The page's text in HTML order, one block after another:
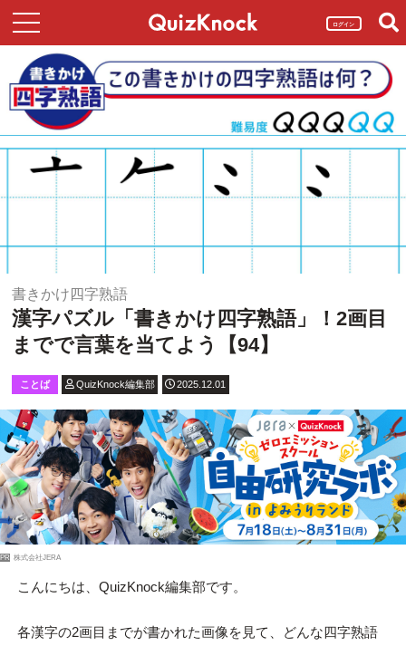
ログイン
書きかけ四字熟語
漢字パズル「書きかけ四字熟語」！2画目
までで言葉を当てよう【94】
ことば QuizKnock編集部 2025.12.01
PR 株式会社JERA
こんにちは、QuizKnock編集部です。
各漢字の2画目までが書かれた画像を見て、どんな四字熟語